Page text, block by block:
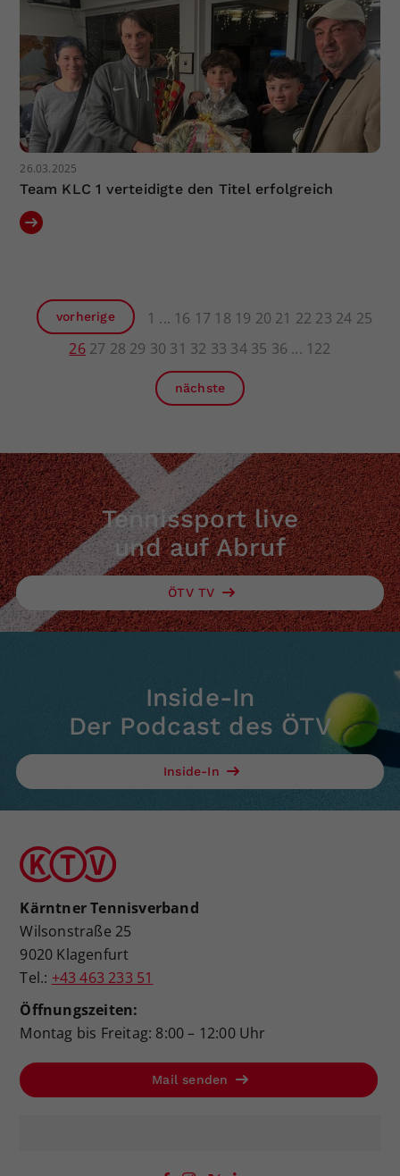
26.03.2025
Team KLC 1 verteidigte den Titel erfolgreich
vorherige 1 16 17 18 19 20 21 22 23 24 25
26 27 28 29 30 31 32 33 34 35 36 122
nächste
Tennissport live
und auf Abruf
ÖTV TV
Inside-In
Der Podcast des ÖTV
Inside-In
Kärntner Tennisverband
Wilsonstraße 25
9020 Klagenfurt
Tel.: +43 463 233 51
Öffnungszeiten:
Montag bis Freitag: 8:00 – 12:00 Uhr
Mail senden